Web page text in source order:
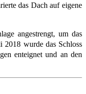
das Dach auf eigene
angestrengt, um das
2018 wurde das Schloss
enteignet und an den